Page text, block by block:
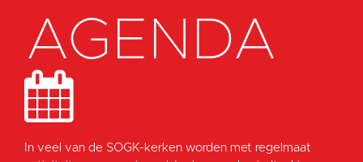
AGENDA
In veel van de SOGK-kerken worden met regelmaat